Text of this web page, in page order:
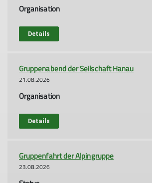
Organisation
Details
Gruppenabend der Seilschaft Hanau
21.08.2026
Organisation
Details
Gruppenfahrt der Alpingruppe
23.08.2026